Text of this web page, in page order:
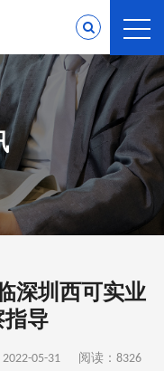
深圳西可实业
指导
05-31 阅读：8326